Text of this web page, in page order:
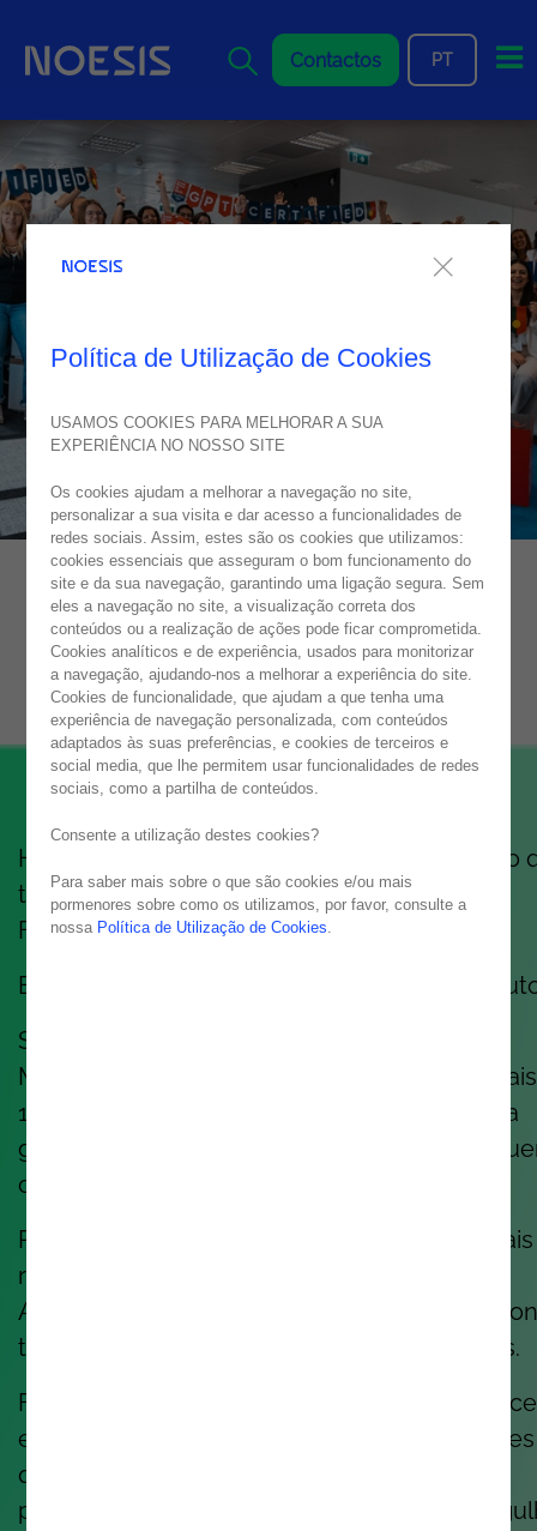
Contactos
PT
NOESIS MANIFESTO
TOGETHER WE GROW
Há mais de 30 anos que construímos mais do
tecnologia. Construímos equipas. Carreiras.
Futuro.
E, honestamente? Temos adorado cada
Somos uma empresa de IT, sim.
Mas somos também uma comunidade de
1.300 pessoas, em 8 países, que se preocupa
genuinamente com aquilo que cria, e com
cria.
Pessoas que trabalham com a tecnologia mais
recente, de IA, Cloud & Security a DevOps,
Application Development e Enterprise
transformando negócios e melhorando vidas.
Fomos reconhecidos como #1 Best Workplace
em Portugal. Ficamos muito felizes. Mas
que ainda é melhor? Saber que as nossas
pessoas dizem, com convicção, que têm
Política de Utilização de Cookies
USAMOS COOKIES PARA MELHORAR A SUA
EXPERIÊNCIA NO NOSSO SITE
Os cookies ajudam a melhorar a navegação no site,
personalizar a sua visita e dar acesso a funcionalidades de
redes sociais. Assim, estes são os cookies que utilizamos:
cookies essenciais que asseguram o bom funcionamento do
site e da sua navegação, garantindo uma ligação segura. Sem
eles a navegação no site, a visualização correta dos
conteúdos ou a realização de ações pode ficar comprometida.
Cookies analíticos e de experiência, usados para monitorizar
a navegação, ajudando-nos a melhorar a experiência do site.
Cookies de funcionalidade, que ajudam a que tenha uma
experiência de navegação personalizada, com conteúdos
adaptados às suas preferências, e cookies de terceiros e
social media, que lhe permitem usar funcionalidades de redes
sociais, como a partilha de conteúdos.
Consente a utilização destes cookies?
Para saber mais sobre o que são cookies e/ou mais
pormenores sobre como os utilizamos, por favor, consulte a
nossa Política de Utilização de Cookies